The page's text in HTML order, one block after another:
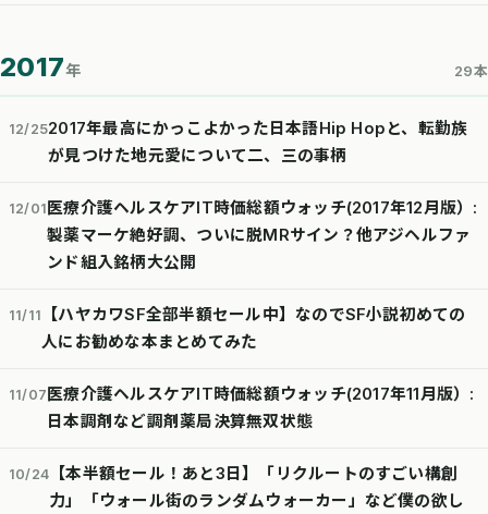
2017年 29本
12/252017年最高にかっこよかった日本語Hip Hopと、転勤族
が見つけた地元愛について二、三の事柄
12/01医療介護ヘルスケアIT時価総額ウォッチ(2017年12月版）:
製薬マーケ絶好調、ついに脱MRサイン？他アジヘルファ
ンド組入銘柄大公開
11/11
【ハヤカワSF全部半額セール中】なのでSF小説初めての
人にお勧めな本まとめてみた
11/07医療介護ヘルスケアIT時価総額ウォッチ(2017年11月版）:
日本調剤など調剤薬局決算無双状態
10/24
【本半額セール！あと3日】「リクルートのすごい構創
力」「ウォール街のランダムウォーカー」など僕の欲し